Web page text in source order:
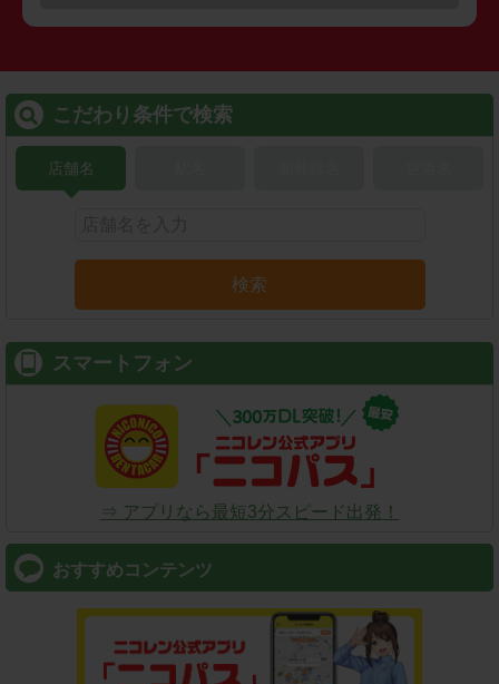
こだわり条件で検索
店舗名
検索
スマートフォン
⇒ アプリなら最短3分スピード出発！
おすすめコンテンツ